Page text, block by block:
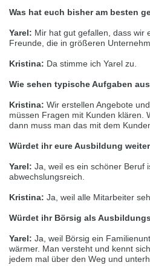
Wir haben erkannt, dass ihr Browser eine
angezeigte bevorzugt. Diese Webseite ist
Váš prohlížeč se zdá být v jiném jazyce,
stránka je k dispozici také v angličtině.
verzi?
We have detected, that your browser
selected one. This website is also
Was hat euch bisher am besten
Yarel: Mir hat gut gefallen, dass wir
Freunde, die in größeren
Kristina: Da stimme ich Yarel zu.
Wie sehen typische Aufgaben
Kristina: Wir erstellen Angebote
müssen Fragen mit Kunden klären.
dann muss man das mit dem
Würdet ihr eure Ausbildung
Yarel: Ja, weil es ein schöner Beruf
abwechslungsreich.
Kristina: Ja, weil alle Mitarbeiter
Würdet ihr Börsig als
Yarel: Ja, weil Börsig ein
wärmer. Man versteht und kennt
jedem mal über den Weg und